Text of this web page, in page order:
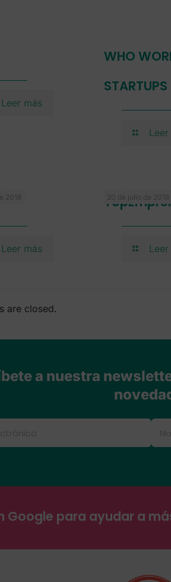
Leer más
WHO
STARTUPS
2018
Leer más
20 de julio de 2018
are closed.
a nuestra
Google para ayudar a